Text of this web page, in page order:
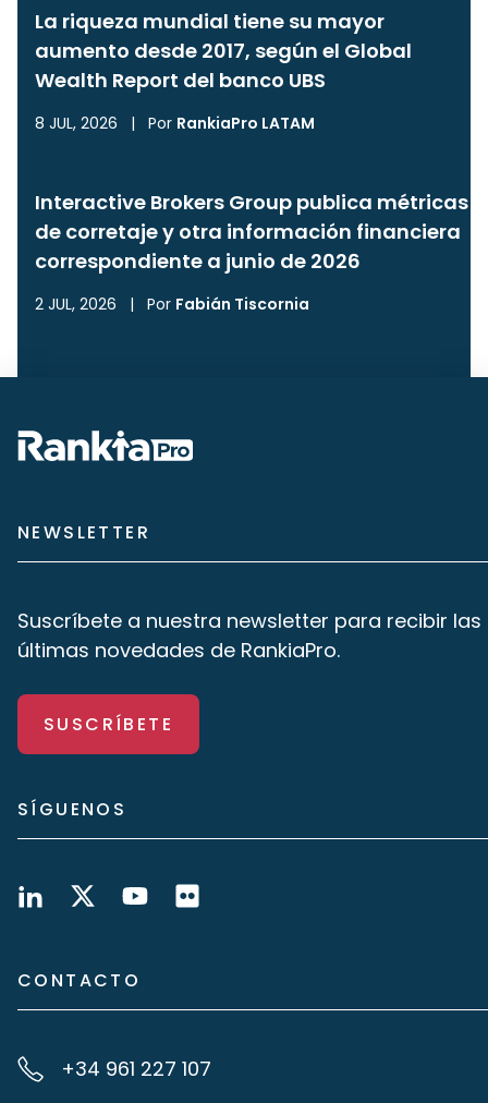
La riqueza mundial tiene su mayor
aumento desde 2017, según el Global
Wealth Report del banco UBS
8 JUL, 2026 | Por RankiaPro LATAM
Interactive Brokers Group publica métricas
de corretaje y otra información financiera
correspondiente a junio de 2026
2 JUL, 2026 | Por Fabián Tiscornia
NEWSLETTER
Suscríbete a nuestra newsletter para recibir las
últimas novedades de RankiaPro.
SUSCRÍBETE
SÍGUENOS
CONTACTO
+34 961 227 107